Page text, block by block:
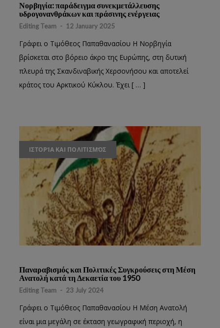
Νορβηγία: παράδειγμα συνεκμετάλλευσης
υδρογονανθράκων και πράσινης ενέργειας
Editing Team - 12 January 2025
Γράφει ο Τιμόθεος Παπαθανασίου Η Νορβηγία
βρίσκεται στο βόρειο άκρο της Ευρώπης, στη δυτική
πλευρά της Σκανδιναβικής Χερσονήσου και αποτελεί
κράτος του Αρκτικού Κύκλου. Έχει [ … ]
ΙΣΤΟΡΊΑ ΚΑΙ ΠΟΛΙΤΙΣΜΌΣ
Παναραβισμός και Πολιτικές Συγκρούσεις στη Μέση
Ανατολή κατά τη Δεκαετία του 1950
Editing Team - 23 July 2024
Γράφει ο Τιμόθεος Παπαθανασίου Η Μέση Ανατολή
είναι μια μεγάλη σε έκταση γεωγραφική περιοχή, η